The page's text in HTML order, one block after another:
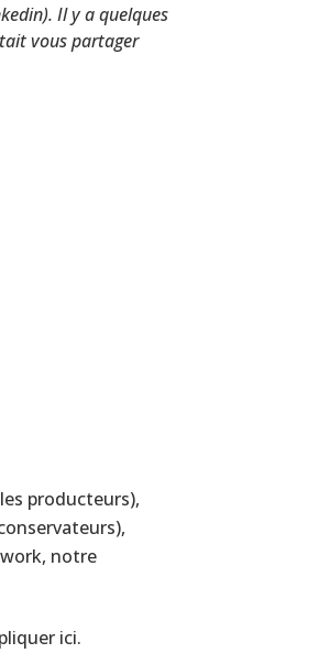
Il y a quelques
vous partager
producteurs),
notre
ici.